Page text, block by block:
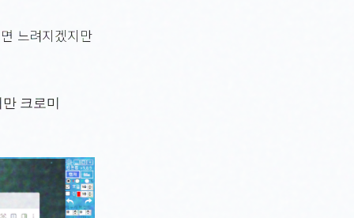
느려지겠지만
크로미